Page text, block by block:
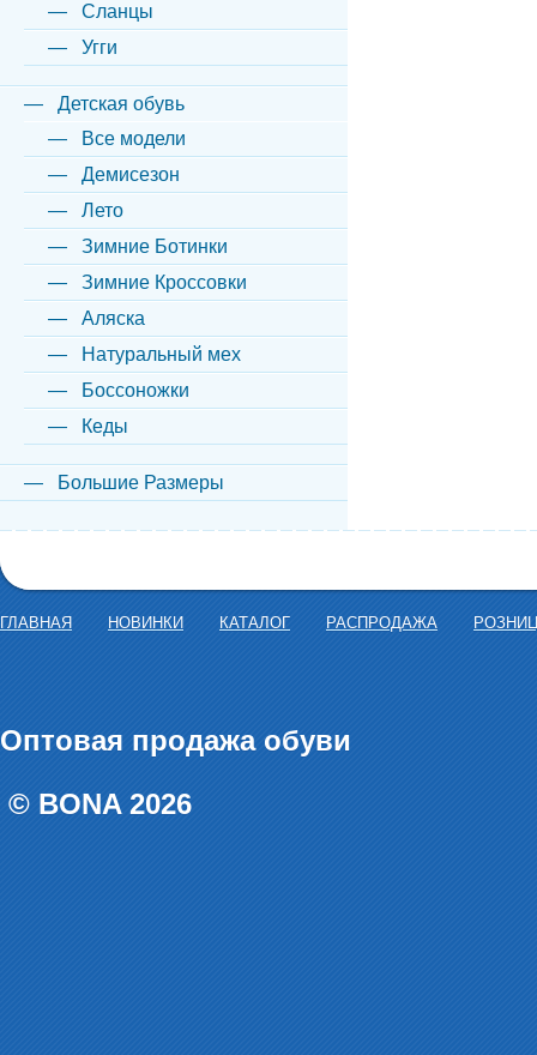
Сланцы
Угги
Детская обувь
Все модели
Демисезон
Лето
Зимние Ботинки
Зимние Кроссовки
Аляска
Натуральный мех
Боссоножки
Кеды
Большие Размеры
ГЛАВНАЯ НОВИНКИ КАТАЛОГ РАСПРОДАЖА
Оптовая продажа обуви
© BONA 2026